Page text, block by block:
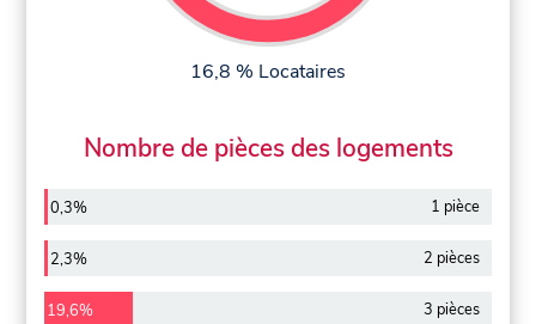
16,8 % Locataires
Nombre de pièces des logements
0,3% 1 pièce
2,3% 2 pièces
19,6% 3 pièces